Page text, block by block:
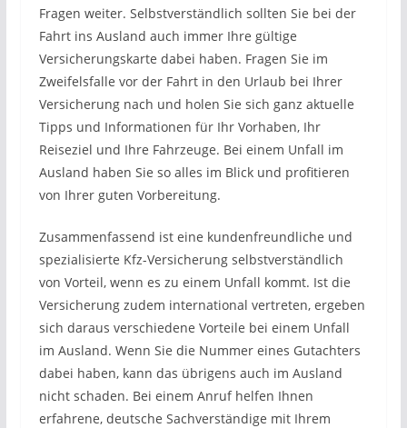
Fragen weiter. Selbstverständlich sollten Sie bei der
Fahrt ins Ausland auch immer Ihre gültige
Versicherungskarte dabei haben. Fragen Sie im
Zweifelsfalle vor der Fahrt in den Urlaub bei Ihrer
Versicherung nach und holen Sie sich ganz aktuelle
Tipps und Informationen für Ihr Vorhaben, Ihr
Reiseziel und Ihre Fahrzeuge. Bei einem Unfall im
Ausland haben Sie so alles im Blick und profitieren
von Ihrer guten Vorbereitung.
Zusammenfassend ist eine kundenfreundliche und
spezialisierte Kfz-Versicherung selbstverständlich
von Vorteil, wenn es zu einem Unfall kommt. Ist die
Versicherung zudem international vertreten, ergeben
sich daraus verschiedene Vorteile bei einem Unfall
im Ausland. Wenn Sie die Nummer eines Gutachters
dabei haben, kann das übrigens auch im Ausland
nicht schaden. Bei einem Anruf helfen Ihnen
erfahrene, deutsche Sachverständige mit Ihrem